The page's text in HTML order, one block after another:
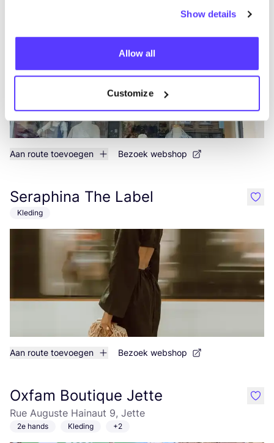
Show details
Allow all
Customize
Aan route toevoegen Bezoek webshop
Seraphina The Label
Kleding
Aan route toevoegen Bezoek webshop
like
Oxfam Boutique Jette
Rue Auguste Hainaut 9, Jette
2e hands Kleding +2
like